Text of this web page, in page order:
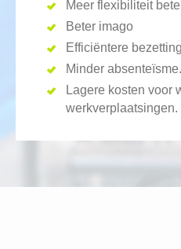
Meer flexibiliteit
Beter imago
Efficiëntere
Minder absenteïsme.
Lagere kosten voor
werkverplaatsingen.